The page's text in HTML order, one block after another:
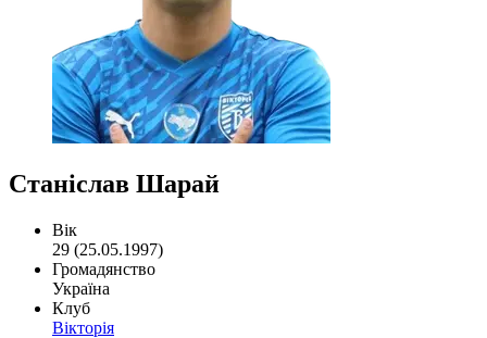
Станіслав Шарай
Вік
29 (25.05.1997)
Громадянство
Україна
Клуб
Вікторія